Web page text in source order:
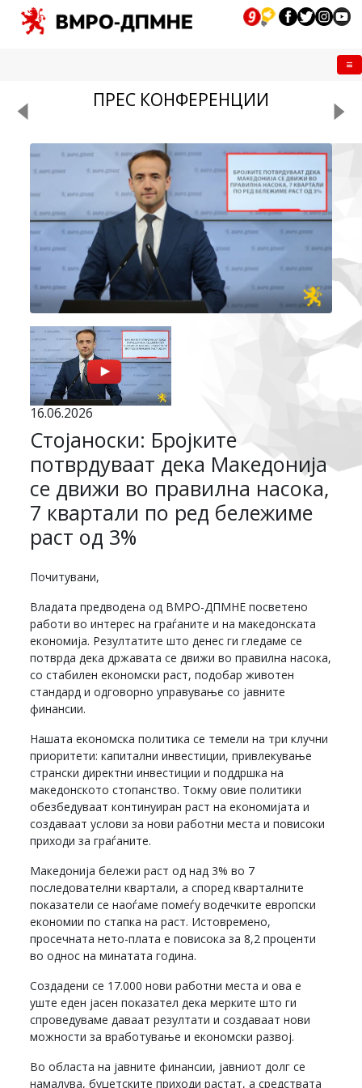
ПРЕС КОНФЕРЕНЦИИ
16.06.2026
Стојаноски: Бројките
потврдуваат дека Македонија
се движи во правилна насока,
7 квартали по ред бележиме
раст од 3%
Почитувани,
Владата предводена од ВМРО-ДПМНЕ посветено
работи во интерес на граѓаните и на македонската
економија. Резултатите што денес ги гледаме се
потврда дека државата се движи во правилна насока,
со стабилен економски раст, подобар животен
стандард и одговорно управување со јавните
финансии.
Нашата економска политика се темели на три клучни
приоритети: капитални инвестиции, привлекување
странски директни инвестиции и поддршка на
македонското стопанство. Токму овие политики
обезбедуваат континуиран раст на економијата и
создаваат услови за нови работни места и повисоки
приходи за граѓаните.
Македонија бележи раст од над 3% во 7
последователни квартали, а според кварталните
показатели се наоѓаме помеѓу водечките европски
економии по стапка на раст. Истовремено,
просечната нето-плата е повисока за 8,2 проценти
во однос на минатата година.
Создадени се 17.000 нови работни места и ова е
уште еден јасен показател дека мерките што ги
спроведуваме даваат резултати и создаваат нови
можности за вработување и економски развој.
Во областа на јавните финансии, јавниот долг се
намалува, буџетските приходи растат, а средствата